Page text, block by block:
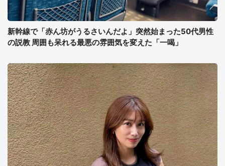
新幹線で「赤ん坊がうるさいんだよ」突然始まった50代男性
の説教 周囲も呆れる最悪の雰囲気を変えた「一喝」